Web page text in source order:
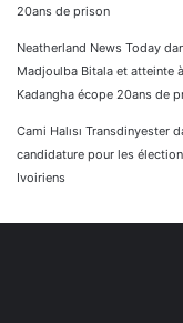
20ans de prison
Neatherland News Today
Madjoulba Bitala et atteinte
Kadangha écope 20ans de
Cami Halısı Transdinyester
candidature pour les
Ivoiriens